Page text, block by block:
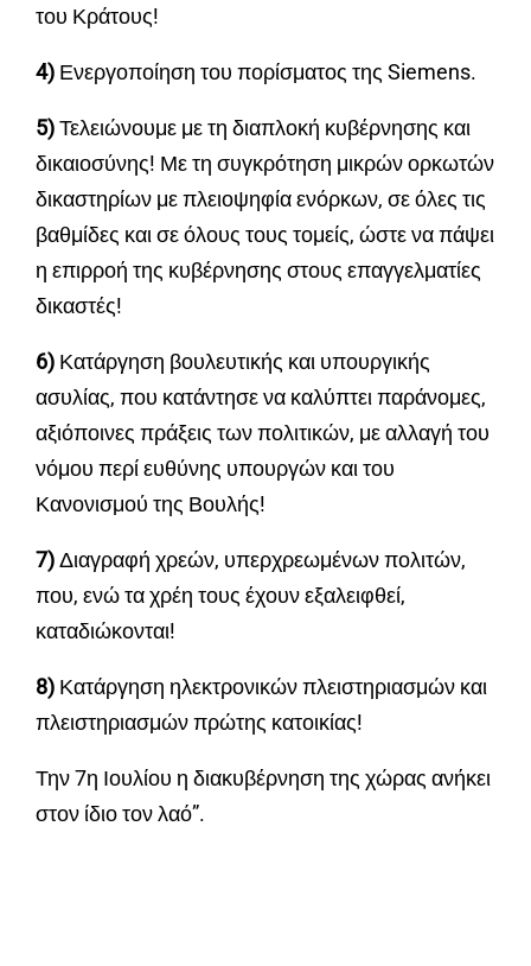
του Κράτους!
4) Ενεργοποίηση του πορίσματος της Siemens.
5)Τελειώνουμε με τη διαπλοκή κυβέρνησης και
δικαιοσύνης! Με τη συγκρότηση μικρών ορκωτών
δικαστηρίων με πλειοψηφία ενόρκων, σε όλες τις
βαθμίδες και σε όλους τους τομείς, ώστε να πάψει
η επιρροή της κυβέρνησης στους επαγγελματίες
δικαστές!
6) Κατάργηση βουλευτικής και υπουργικής
ασυλίας, που κατάντησε να καλύπτει παράνομες,
αξιόποινες πράξεις των πολιτικών, με αλλαγή του
νόμου περί ευθύνης υπουργών και του
Κανονισμού της Βουλής!
7)Διαγραφή χρεών, υπερχρεωμένων πολιτών,
που, ενώ τα χρέη τους έχουν εξαλειφθεί,
καταδιώκονται!
8) Κατάργηση ηλεκτρονικών πλειστηριασμών και
πλειστηριασμών πρώτης κατοικίας!
Την 7η Ιουλίου η διακυβέρνηση της χώρας ανήκει
στον ίδιο τον λαό”.